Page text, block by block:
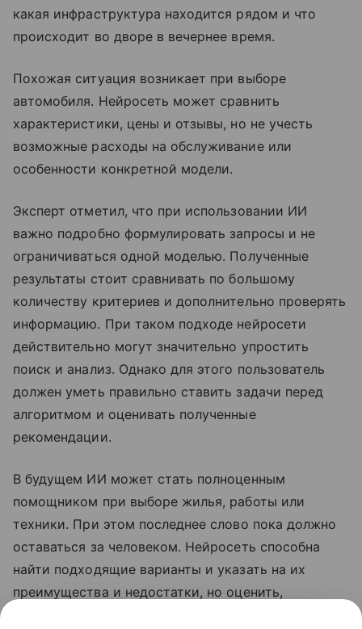
какая инфраструктура находится рядом и что
происходит во дворе в вечернее время.
Похожая ситуация возникает при выборе
автомобиля. Нейросеть может сравнить
характеристики, цены и отзывы, но не учесть
возможные расходы на обслуживание или
особенности конкретной модели.
Эксперт отметил, что при использовании ИИ
важно подробно формулировать запросы и не
ограничиваться одной моделью. Полученные
результаты стоит сравнивать по большому
количеству критериев и дополнительно проверять
информацию. При таком подходе нейросети
действительно могут значительно упростить
поиск и анализ. Однако для этого пользователь
должен уметь правильно ставить задачи перед
алгоритмом и оценивать полученные
рекомендации.
В будущем ИИ может стать полноценным
помощником при выборе жилья, работы или
техники. При этом последнее слово пока должно
оставаться за человеком. Нейросеть способна
найти подходящие варианты и указать на их
преимущества и недостатки, но оценить,